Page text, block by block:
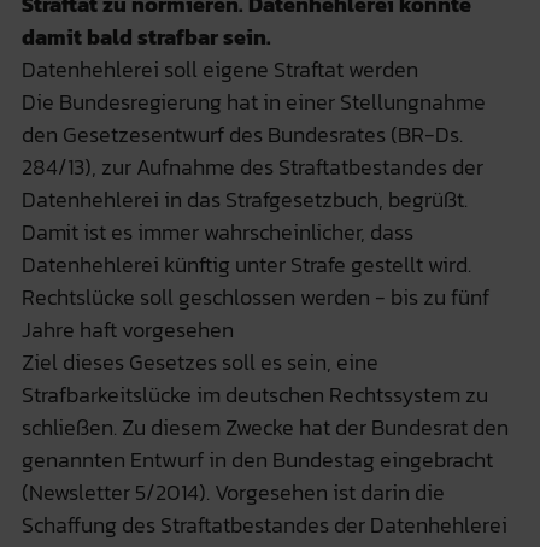
damit bald strafbar sein.
Datenhehlerei soll eigene Straftat werden
Die Bundesregierung hat in einer Stellungnahme
den Gesetzesentwurf des Bundesrates (BR-Ds.
284/13), zur Aufnahme des Straftatbestandes der
Datenhehlerei in das Strafgesetzbuch, begrüßt.
Damit ist es immer wahrscheinlicher, dass
Datenhehlerei künftig unter Strafe gestellt wird.
Rechtslücke soll geschlossen werden - bis zu fünf
Jahre haft vorgesehen
Ziel dieses Gesetzes soll es sein, eine
Strafbarkeitslücke im deutschen Rechtssystem zu
schließen. Zu diesem Zwecke hat der Bundesrat den
genannten Entwurf in den Bundestag eingebracht
(Newsletter 5/2014). Vorgesehen ist darin die
Schaffung des Straftatbestandes der Datenhehlerei